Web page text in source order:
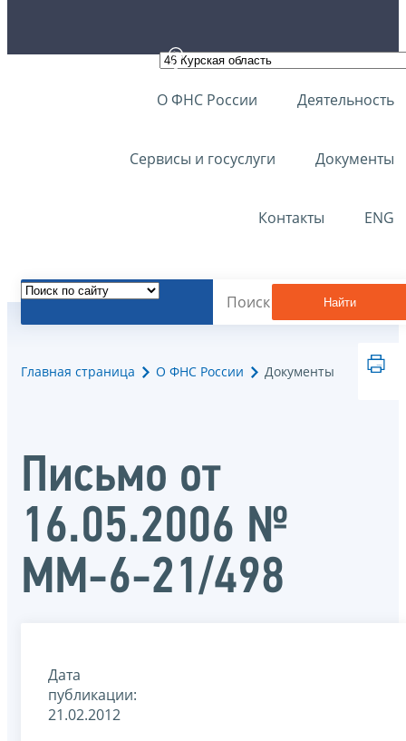
О ФНС России Деятельность
Сервисы и госуслуги Документы
Контакты ENG
Найти
Главная страница О ФНС России Документы
Письмо от
16.05.2006 №
ММ-6-21/498
Дата
публикации:
21.02.2012